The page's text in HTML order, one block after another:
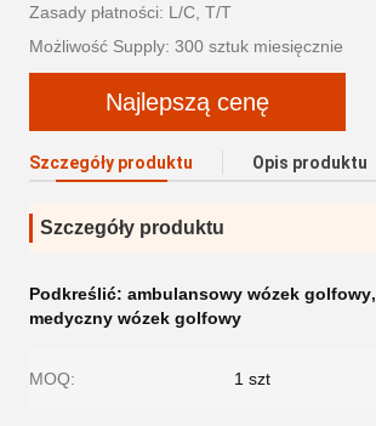
Zasady płatności: L/C, T/T
Możliwość Supply: 300 sztuk miesięcznie
Najlepszą cenę
Szczegóły produktu Opis produktu
Szczegóły produktu
Podkreślić: ambulansowy wózek golfowy,
medyczny wózek golfowy
MOQ: 1 szt